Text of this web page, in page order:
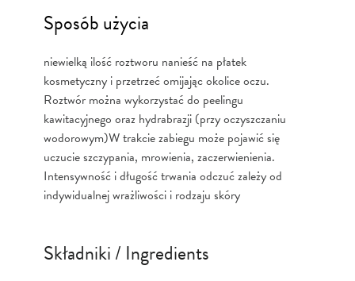
Sposób użycia
niewielką ilość roztworu nanieść na płatek
kosmetyczny i przetrzeć omijając okolice oczu.
Roztwór można wykorzystać do peelingu
kawitacyjnego oraz hydrabrazji (przy oczyszczaniu
wodorowym)W trakcie zabiegu może pojawić się
uczucie szczypania, mrowienia, zaczerwienienia.
Intensywność i długość trwania odczuć zależy od
indywidualnej wrażliwości i rodzaju skóry
Składniki / Ingredients